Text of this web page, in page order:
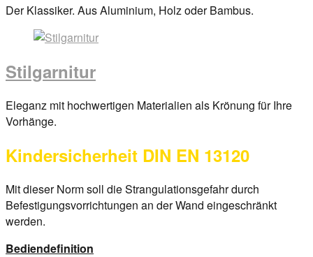
Posted
2017 By
Der Klassiker. Aus Aluminium, Holz oder Bambus.
Stilgarnitur
Posted
on
März
anova
Eleganz mit hochwertigen Materialien als Krönung für Ihre
Vorhänge.
Kindersicherheit DIN EN 13120
Mit dieser Norm soll die Strangulationsgefahr durch
Befestigungsvorrichtungen an der Wand eingeschränkt
werden.
Bediendefinition